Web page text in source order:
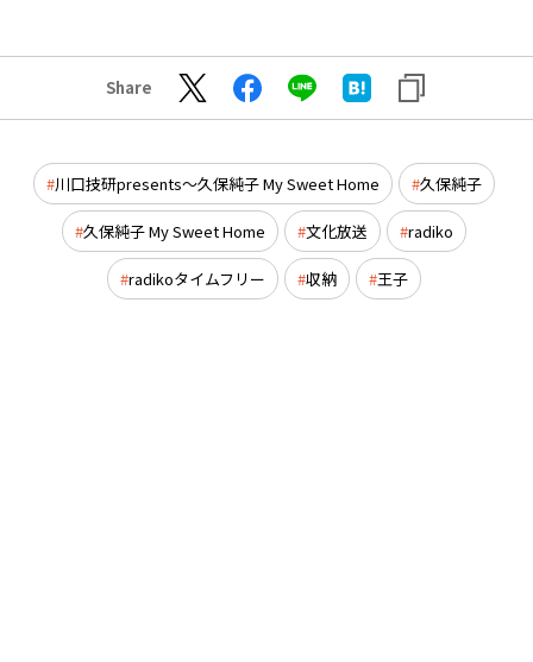
Share
川口技研presents～久保純子 My Sweet Home 久保純子
久保純子 My Sweet Home 文化放送 radiko
radikoタイムフリー 収納 王子